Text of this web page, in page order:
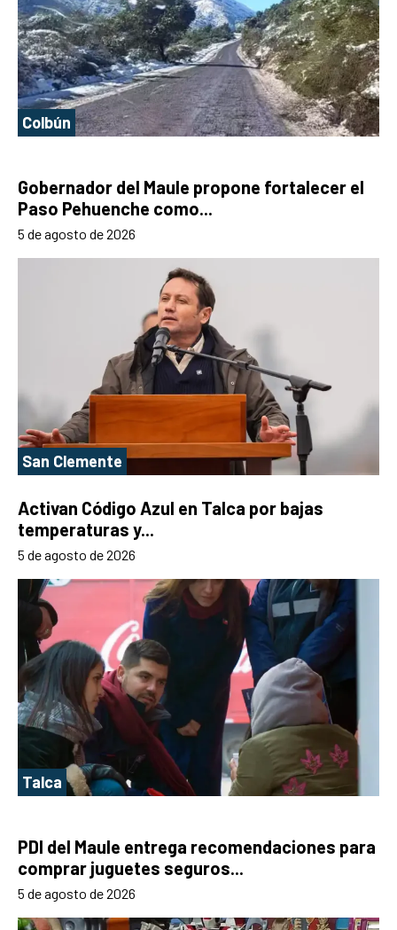
Colbún
Gobernador del Maule propone fortalecer el
Paso Pehuenche como...
5 de agosto de 2026
San Clemente
Activan Código Azul en Talca por bajas
temperaturas y...
5 de agosto de 2026
Talca
PDI del Maule entrega recomendaciones para
comprar juguetes seguros...
5 de agosto de 2026